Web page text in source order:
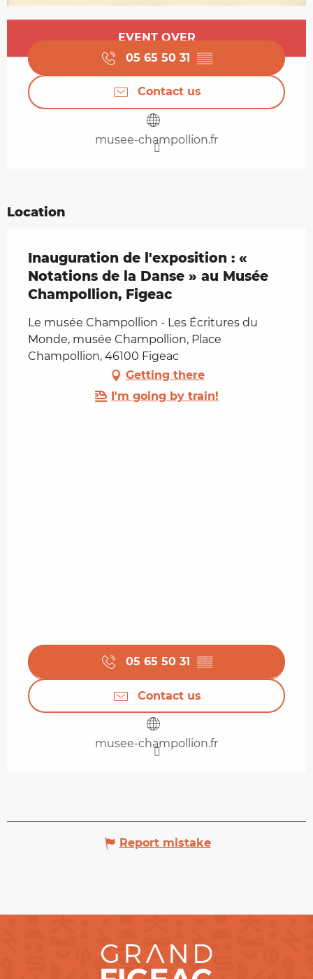
Opening hours & contact details
EVENT OVER
05 65 50 31 ▒▒
Contact us
musee-champollion.fr
Location
Inauguration de l'exposition : «
Notations de la Danse » au Musée
Champollion, Figeac
Le musée Champollion - Les Écritures du
Monde, musée Champollion, Place
Champollion, 46100 Figeac
Getting there
I'm going by train!
05 65 50 31 ▒▒
Contact us
musee-champollion.fr
Report mistake